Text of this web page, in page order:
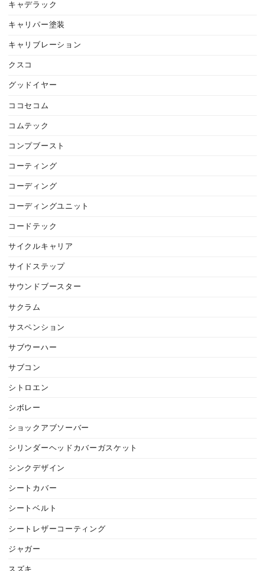
キャデラック
キャリパー塗装
キャリブレーション
クスコ
グッドイヤー
ココセコム
コムテック
コンプブースト
コーティング
コーディング
コーディングユニット
コードテック
サイクルキャリア
サイドステップ
サウンドブースター
サクラム
サスペンション
サブウーハー
サブコン
シトロエン
シボレー
ショックアブソーバー
シリンダーヘッドカバーガスケット
シンクデザイン
シートカバー
シートベルト
シートレザーコーティング
ジャガー
スズキ